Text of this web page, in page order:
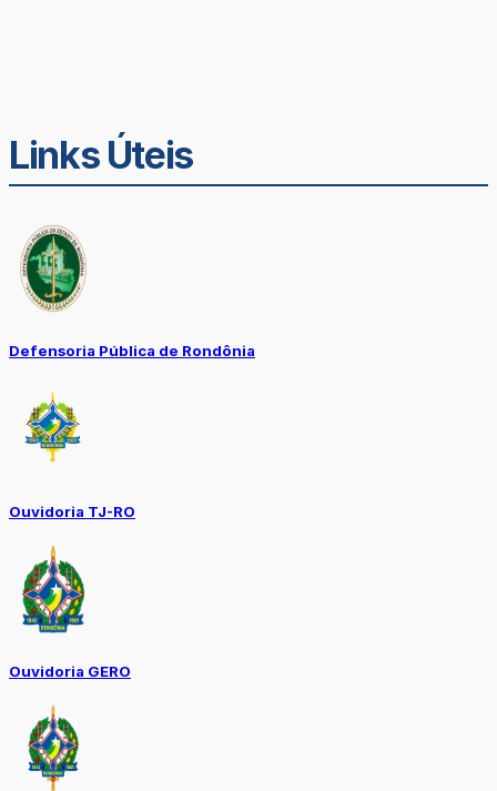
Links Úteis
Defensoria Pública de Rondônia
Ouvidoria TJ-RO
Ouvidoria GERO